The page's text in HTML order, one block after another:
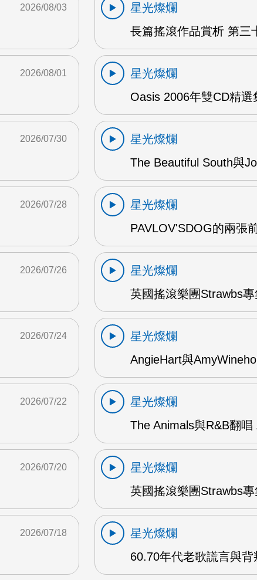
2026/08/03
星光燦爛
長篇搖滾作品賞析 第三
2026/08/01
星光燦爛
Oasis 2006年雙CD精選
2026/07/30
星光燦爛
The Beautiful South與
2026/07/28
星光燦爛
PAVLOV'SDOG的兩張
2026/07/26
星光燦爛
英國搖滾樂團Strawbs
2026/07/24
星光燦爛
AngieHart與
2026/07/22
星光燦爛
The Animals與R&B翻唱
2026/07/20
星光燦爛
英國搖滾樂團Strawbs
2026/07/18
星光燦爛
60.70年代老歌謊言與背